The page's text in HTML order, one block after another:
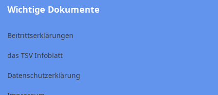
Wichtige Dokumente
Beitrittserklärungen
das TSV Infoblatt
Datenschutzerklärung